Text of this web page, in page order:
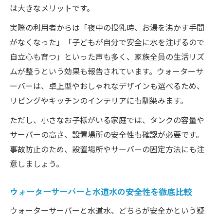
は大きなメリットです。
実際の利用者からは「夜中の授乳時、お湯を沸かす手間
がなくなった」「子どもが自分で安全に水を注げるので
自立心も育つ」といった声も多く、家族全員の生活リズ
ムが整うという効果も報告されています。ウォーターサ
ーバーは、卓上型やおしゃれなデザインも選べるため、
リビングやキッチンのインテリアにも馴染みます。
ただし、小さなお子様がいる家庭では、タンクの容量や
サーバーの高さ、設置場所の安全性も確認が必要です。
事故防止のため、設置場所やサーバーの固定方法にも注
意しましょう。
ウォーターサーバーと水道水の安全性を徹底比較
ウォーターサーバーと水道水、どちらが安全かという疑